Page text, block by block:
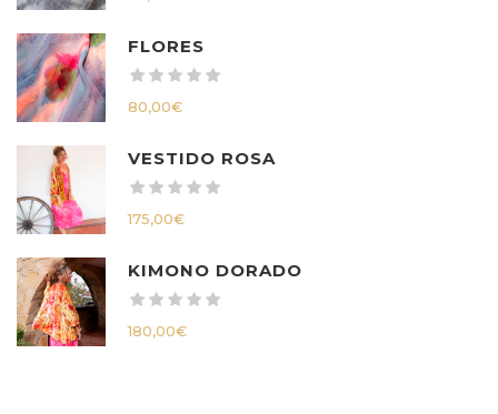
FLORES
80,00€
VESTIDO ROSA
175,00€
KIMONO DORADO
180,00€